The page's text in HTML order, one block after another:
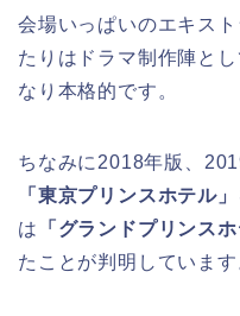
会場いっぱいのエキス
たりはドラマ制作陣と
なり本格的です。
ちなみに2018年版、
「東京プリンスホテル」
は
「グランドプリンス
たことが判明しています